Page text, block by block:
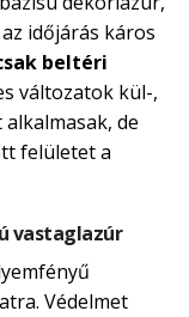
időjárás káros
beltéri
változatok kül-,
de
felületet a
vastaglazúr
Védelmet